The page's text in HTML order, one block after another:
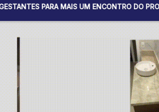
MAIS UM ENCONTRO DO PROGRAMA